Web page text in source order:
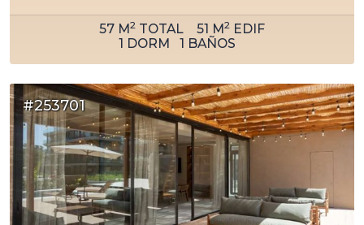
57 M2 TOTAL 51 M2 EDIF
1 DORM 1 BAÑOS
#253701